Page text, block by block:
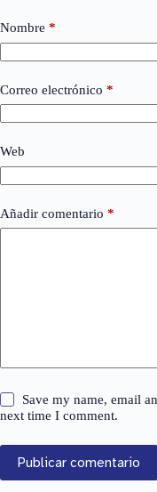
Nombre *
Correo electrónico *
Web
Añadir comentario *
Save my name, email
next time I comment.
Publicar comentario